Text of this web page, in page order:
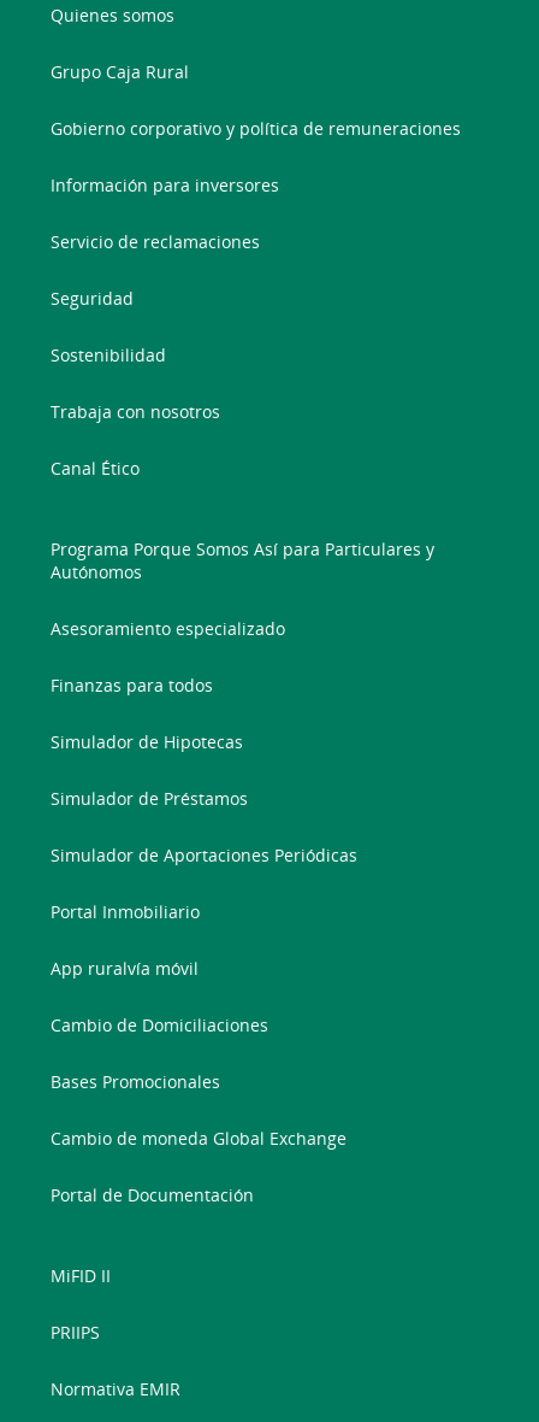
Quienes somos
Grupo Caja Rural
Gobierno corporativo y política de remuneraciones
Información para inversores
Servicio de reclamaciones
Seguridad
Sostenibilidad
Trabaja con nosotros
Canal Ético
Programa Porque Somos Así para Particulares y
Autónomos
Asesoramiento especializado
Finanzas para todos
Simulador de Hipotecas
Simulador de Préstamos
Simulador de Aportaciones Periódicas
Portal Inmobiliario
App ruralvía móvil
Cambio de Domiciliaciones
Bases Promocionales
Cambio de moneda Global Exchange
Portal de Documentación
MiFID II
PRIIPS
Normativa EMIR